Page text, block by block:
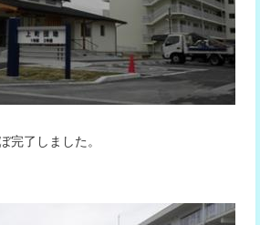
了しました。